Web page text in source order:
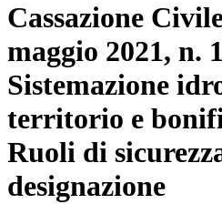
Cassazione
maggio 2021, n.
Sistemazione
territorio e
Ruoli di
designazione